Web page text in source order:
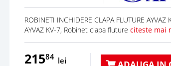
ROBINETI INCHIDERE CLAPA FLUTURE
AYVAZ KV-7, Robinet clapa fluture citeste mai
21584 lei